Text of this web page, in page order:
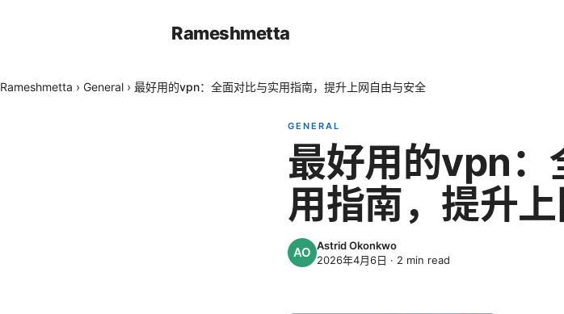
Rameshmetta
Rameshmetta › General › 最好用的vpn：全面对比与实用指南，提升上网自由与安全
GENERAL
最好用的vpn：
用指南，提升
Astrid Okonkwo
2026年4月6日 · 2 min read